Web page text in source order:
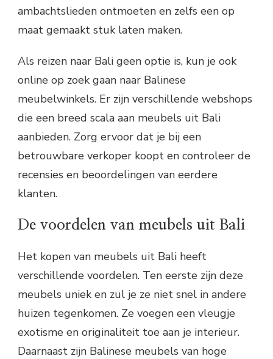
ambachtslieden ontmoeten en zelfs een op
maat gemaakt stuk laten maken.
Als reizen naar Bali geen optie is, kun je ook
online op zoek gaan naar Balinese
meubelwinkels. Er zijn verschillende webshops
die een breed scala aan meubels uit Bali
aanbieden. Zorg ervoor dat je bij een
betrouwbare verkoper koopt en controleer de
recensies en beoordelingen van eerdere
klanten.
De voordelen van meubels uit Bali
Het kopen van meubels uit Bali heeft
verschillende voordelen. Ten eerste zijn deze
meubels uniek en zul je ze niet snel in andere
huizen tegenkomen. Ze voegen een vleugje
exotisme en originaliteit toe aan je interieur.
Daarnaast zijn Balinese meubels van hoge